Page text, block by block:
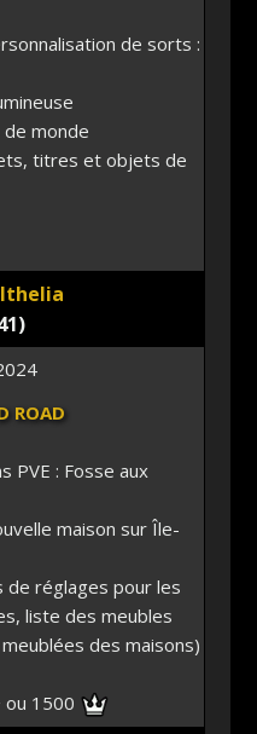
de sorts :
monde
titres et objets de
ROAD
PVE : Fosse aux
maison sur Île-
de réglages pour les
liste des meubles
des maisons)
ou 1500